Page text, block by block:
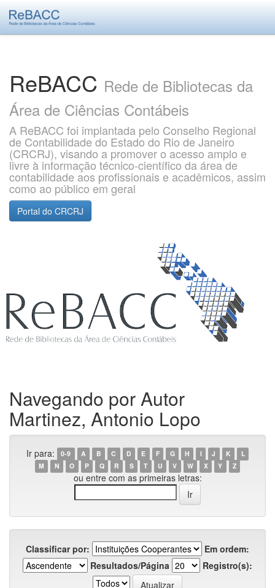
ReBACC Rede de Bibliotecas da
Área de Ciências Contábeis
A ReBACC foi implantada pelo Conselho Regional
de Contabilidade do Estado do Rio de Janeiro
(CRCRJ), visando a promover o acesso amplo e
livre à informação técnico-científico da área de
contabilidade aos profissionais e acadêmicos, assim
como ao público em geral
Portal do CRCRJ
Navegando por Autor
Martinez, Antonio Lopo
Ir para: 0-9 A B C D E F G H I J K
L
M
N O P Q R S T U V W X Y Z
ou entre com as primeiras letras:
Classificar por:
Em ordem:
Resultados/Página
Registro(s):